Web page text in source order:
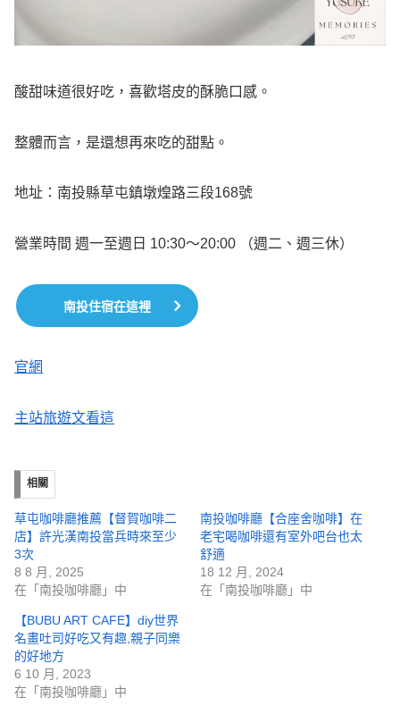
酸甜味道很好吃，喜歡塔皮的酥脆口感。
整體而言，是還想再來吃的甜點。
地址：南投縣草屯鎮墩煌路三段168號
營業時間 週一至週日 10:30～20:00 （週二、週三休）
南投住宿在這裡
官網
主站旅遊文看這
相關
草屯咖啡廳推薦【督賀咖啡二
店】許光漢南投當兵時來至少
3次
8 8 月, 2025
在「南投咖啡廳」中
南投咖啡廳【合座舍咖啡】在
老宅喝咖啡還有室外吧台也太
舒適
18 12 月, 2024
在「南投咖啡廳」中
【BUBU ART CAFE】diy世界
名畫吐司好吃又有趣,親子同樂
的好地方
6 10 月, 2023
在「南投咖啡廳」中